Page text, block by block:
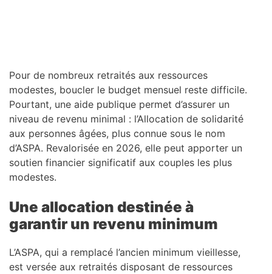
Pour de nombreux retraités aux ressources
modestes, boucler le budget mensuel reste difficile.
Pourtant, une aide publique permet d’assurer un
niveau de revenu minimal : l’Allocation de solidarité
aux personnes âgées, plus connue sous le nom
d’ASPA. Revalorisée en 2026, elle peut apporter un
soutien financier significatif aux couples les plus
modestes.
Une allocation destinée à
garantir un revenu minimum
L’ASPA, qui a remplacé l’ancien minimum vieillesse,
est versée aux retraités disposant de ressources